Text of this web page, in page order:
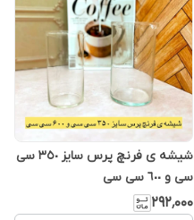
شیشه ی فرنچ پرس سایز ٣٥٠ سی
سی و ٦٠٠ سی سی
۲۹۲٬۰۰۰